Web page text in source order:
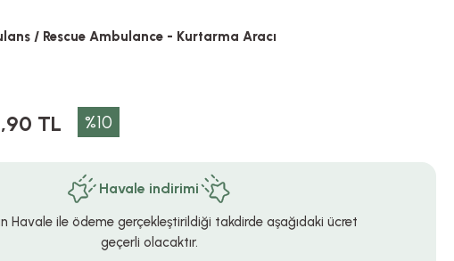
/ Rescue Ambulance - Kurtarma Aracı
TL %10
Havale indirimi
Havale ile ödeme gerçekleştirildiği takdirde aşağıdaki ücret
geçerli olacaktır.